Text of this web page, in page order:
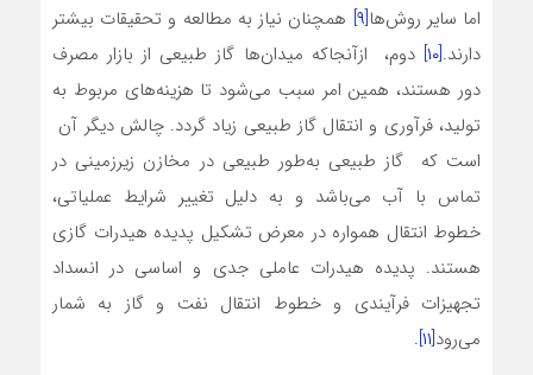
اما سایر روش‌ها[۹]
همچنان نیاز به مطالعه و تحقیقات بیشتر
دارند.[۱۰]
دوم، ازآنجاکه میدان‌ها گاز طبیعی از بازار مصرف
دور هستند، همین امر سبب می‌شود تا هزینه‌های مربوط به
تولید، فرآوری و انتقال گاز طبیعی زیاد گردد. چالش دیگر آن
است که گاز طبیعی به‌طور طبیعی در مخازن زیرزمینی در
تماس با آب می‌باشد و به دلیل تغییر شرایط عملیاتی،
خطوط انتقال همواره در معرض تشکیل پدیده هیدرات گازی
هستند. پدیده هیدرات عاملی جدی و اساسی در انسداد
تجهیزات فرآیندی و خطوط انتقال نفت و گاز به شمار
می‌رود[۱۱] .